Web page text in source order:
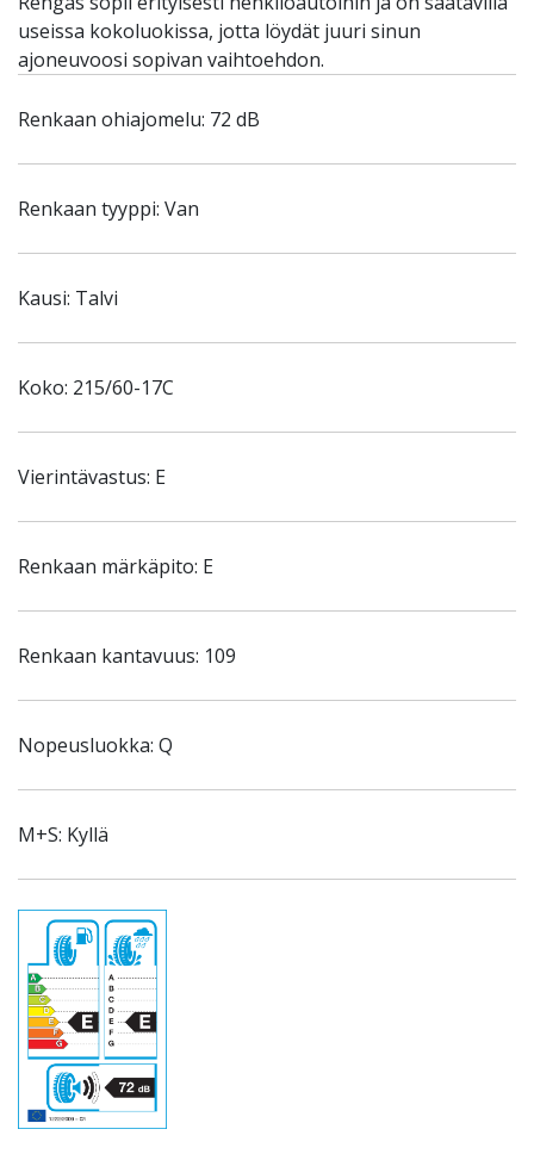
useissa kokoluokissa, jotta löydät juuri sinun
ajoneuvoosi sopivan vaihtoehdon.
Renkaan ohiajomelu: 72 dB
Renkaan tyyppi: Van
Kausi: Talvi
Koko: 215/60-17C
Vierintävastus: E
Renkaan märkäpito: E
Renkaan kantavuus: 109
Nopeusluokka: Q
M+S: Kyllä